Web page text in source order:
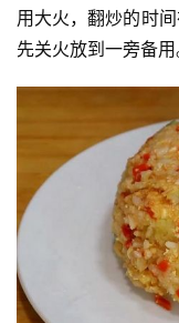
投
稿
诗
用大火，翻炒的时
先关火放到一旁备用